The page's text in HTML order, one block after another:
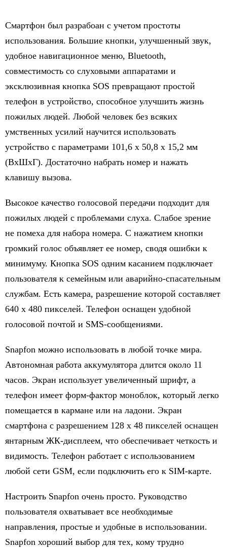
Смартфон был разрабоан с учетом простоты
использования. Большие кнопки, улучшенный звук,
удобное навигационное меню, Bluetooth,
совместимость со слуховыми аппаратами и
эксклюзивная кнопка SOS превращают простой
телефон в устройство, способное улучшить жизнь
пожилых людей. Любой человек без всяких
умственных усилий научится использовать
устройство с параметрами 101,6 x 50,8 x 15,2 мм
(ВхШхГ). Достаточно набрать номер и нажать
клавишу вызова.
Высокое качество голосовой передачи подходит для
пожилых людей с проблемами слуха. Слабое зрение
не помеха для набора номера. С нажатием кнопки
громкий голос объявляет ее номер, сводя ошибки к
минимуму. Кнопка SOS одним касанием подключает
пользователя к семейным или аварийно-спасательным
службам. Есть камера, разрешение которой составляет
640 х 480 пикселей. Телефон оснащен удобной
голосовой почтой и SMS-сообщениями.
Snapfon можно использовать в любой точке мира.
Автономная работа аккумулятора длится около 11
часов. Экран использует увеличенный шрифт, а
телефон имеет форм-фактор моноблок, который легко
помещается в кармане или на ладони. Экран
смартфона с разрешением 128 х 48 пикселей оснащен
янтарным ЖК-дисплеем, что обеспечивает четкость и
видимость. Телефон работает с использованием
любой сети GSM, если подключить его к SIM-карте.
Настроить Snapfon очень просто. Руководство
пользователя охватывает все необходимые
направления, простые и удобные в использовании.
Snapfon хороший выбор для тех, кому трудно